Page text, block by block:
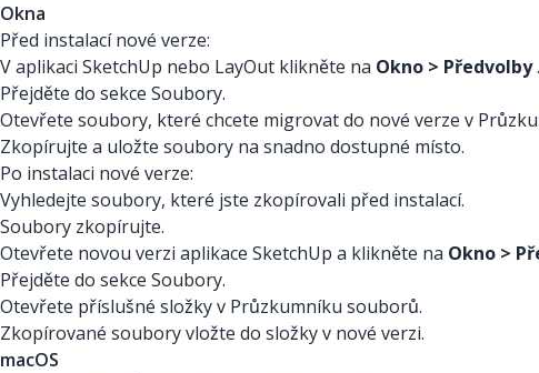
Okna
Před instalací nové verze:
V aplikaci SketchUp nebo LayOut klikněte na Okno > Předvolby.
Přejděte do sekce Soubory.
Otevřete soubory, které chcete migrovat do nové verze v
Zkopírujte a uložte soubory na snadno dostupné místo.
Po instalaci nové verze:
Vyhledejte soubory, které jste zkopírovali před instalací.
Soubory zkopírujte.
Otevřete novou verzi aplikace SketchUp a klikněte na Okno >
Přejděte do sekce Soubory.
Otevřete příslušné složky v Průzkumníku souborů.
Zkopírované soubory vložte do složky v nové verzi.
macOS